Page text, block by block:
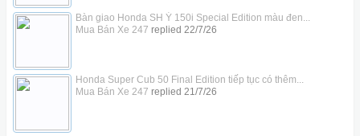
Bàn giao Honda SH Ý 150i Special Edition màu đen...
Mua Bán Xe 247 replied 22/7/26
Honda Super Cub 50 Final Edition tiếp tục có thêm...
Mua Bán Xe 247 replied 21/7/26